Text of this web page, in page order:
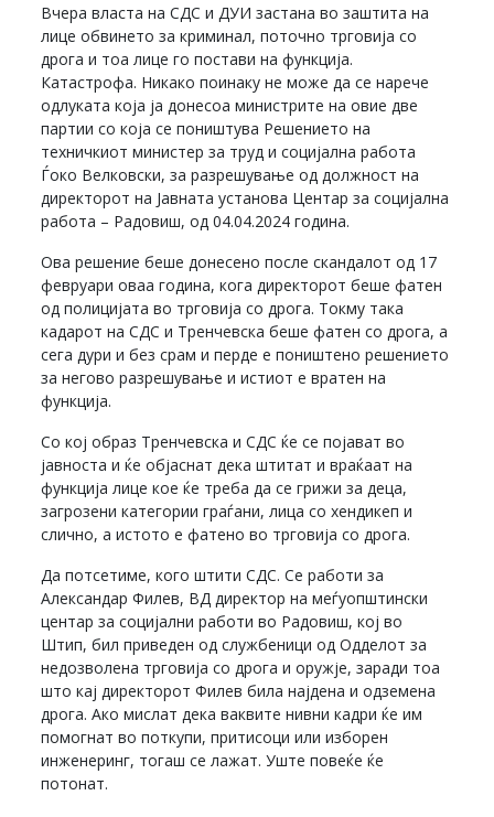
Вчера власта на СДС и ДУИ застана во заштита на
лице обвинето за криминал, поточно трговија со
дрога и тоа лице го постави на функција.
Катастрофа. Никако поинаку не може да се нарече
одлуката која ја донесоа министрите на овие две
партии со која се поништува Решението на
техничкиот министер за труд и социјална работа
Ѓоко Велковски, за разрешување од должност на
директорот на Јавната установа Центар за социјална
работа – Радовиш, од 04.04.2024 година.
Ова решение беше донесено после скандалот од 17
февруари оваа година, кога директорот беше фатен
од полицијата во трговија со дрога. Токму така
кадарот на СДС и Тренчевска беше фатен со дрога, а
сега дури и без срам и перде е поништено решението
за негово разрешување и истиот е вратен на
функција.
Со кој образ Тренчевска и СДС ќе се појават во
јавноста и ќе објаснат дека штитат и враќаат на
функција лице кое ќе треба да се грижи за деца,
загрозени категории граѓани, лица со хендикеп и
слично, а истото е фатено во трговија со дрога.
Да потсетиме, кого штити СДС. Се работи за
Александар Филев, ВД директор на меѓуопштински
центар за социјални работи во Радовиш, кој во
Штип, бил приведен од службеници од Одделот за
недозволена трговија со дрога и оружје, заради тоа
што кај директорот Филев била најдена и одземена
дрога. Ако мислат дека ваквите нивни кадри ќе им
помогнат во поткупи, притисоци или изборен
инженеринг, тогаш се лажат. Уште повеќе ќе
потонат.